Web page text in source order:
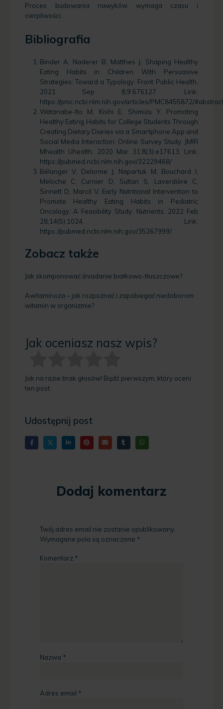
Proces budowania nawyków wymaga czasu i
cierpliwości.
Bibliografia
Binder A, Naderer B, Matthes J. Shaping Healthy
Eating Habits in Children With Persuasive
Strategies: Toward a Typology. Front Public Health.
2021 Sep 8;9:676127. Link:
https://pmc.ncbi.nlm.nih.gov/articles/PMC8455872/
Watanabe-Ito M, Kishi E, Shimizu Y. Promoting
Healthy Eating Habits for College Students Through
Creating Dietary Diaries via a Smartphone App and
Social Media Interaction: Online Survey Study. JMIR
Mhealth Uhealth. 2020 Mar 31;8(3):e17613. Link:
https://pubmed.ncbi.nlm.nih.gov/32229468/
Bélanger V, Delorme J, Napartuk M, Bouchard I,
Meloche C, Curnier D, Sultan S, Laverdière C,
Sinnett D, Marcil V. Early Nutritional Intervention to
Promote Healthy Eating Habits in Pediatric
Oncology: A Feasibility Study. Nutrients. 2022 Feb
28;14(5):1024. Link:
https://pubmed.ncbi.nlm.nih.gov/35267999/
Zobacz także
Jak skomponować śniadanie białkowo-tłuszczowe?
Awitaminoza – jak rozpoznać i zapobiegać niedoborom
witamin w organizmie?
Jak oceniasz nasz wpis?
Jak na razie brak głosów! Bądź pierwszym, który oceni
ten post.
Udostępnij post
Dodaj komentarz
Twój adres email nie zostanie opublikowany.
Wymagane pola są oznaczone *
Komentarz *
Nazwa *
Adres email *